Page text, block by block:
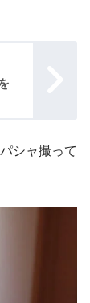
シャ撮って